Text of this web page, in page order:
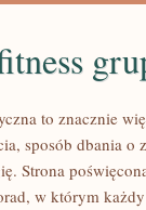
to znacznie
sposób dbania o
Strona
w którym